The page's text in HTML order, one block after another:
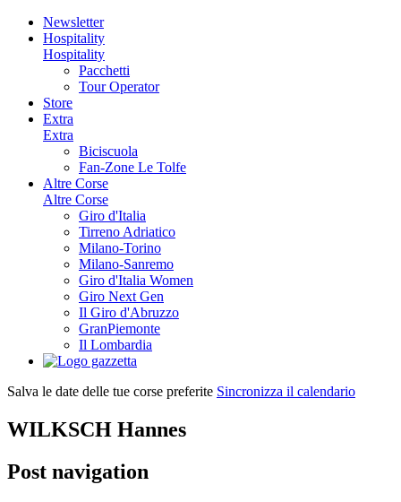
Newsletter
Hospitality
Hospitality
Pacchetti
Tour Operator
Store
Extra
Extra
Biciscuola
Fan-Zone Le Tolfe
Altre Corse
Altre Corse
Giro d'Italia
Tirreno Adriatico
Milano-Torino
Milano-Sanremo
Giro d'Italia Women
Giro Next Gen
Il Giro d'Abruzzo
GranPiemonte
Il Lombardia
Salva le date delle tue corse preferite Sincronizza il calendario
WILKSCH Hannes
Post navigation